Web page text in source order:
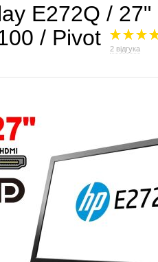
E272Q /
/ Pivot
2 відгука